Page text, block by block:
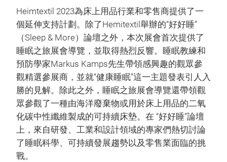
Heimtextil 2023為床上用品行業和零售商提供了一
個延伸支持計劃。除了Hemitextil舉辦的“好好睡”
（Sleep & More）論壇之外，本次展會首次提供了
睡眠之旅展會導覽，並取得熱烈反響。睡眠教練和
預防學家Markus Kamps先生帶領感興趣的觀眾參
觀精選參展商，並就“健康睡眠”這一主題發表引人入
勝的見解。除此之外，睡眠之旅展會導覽還帶領觀
眾參觀了一種由海洋廢棄物或用於床上用品的二氧
化碳中性纖維製成的可持續床墊。在 “好好睡”論壇
上，來自研發、工業和設計領域的專家們熱切討論
了睡眠科學、可持續發展趨勢以及零售業面臨的挑
戰。